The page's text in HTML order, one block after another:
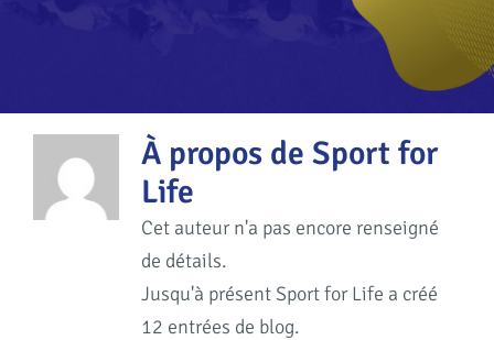
À propos de Sport for
Life
Cet auteur n'a pas encore renseigné
de détails.
Jusqu'à présent Sport for Life a créé
12 entrées de blog.